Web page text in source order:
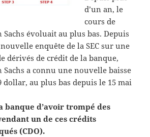
d’un an, le
cours de
Sachs évoluait au plus bas. Depuis
enquête de la SEC sur une
dérivés de crédit de la banque,
Sachs a connu une nouvelle baisse
dollar, au plus bas depuis le 15 mai
banque d’avoir trompé des
un de ces crédits
(CDO).